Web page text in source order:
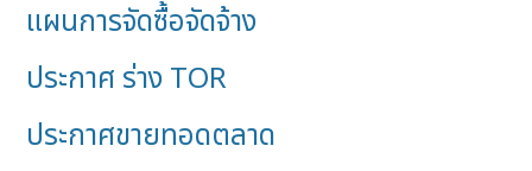
แผนการจัดซื้อจัดจ้าง
ประกาศ ร่าง TOR
ประกาศขายทอดตลาด